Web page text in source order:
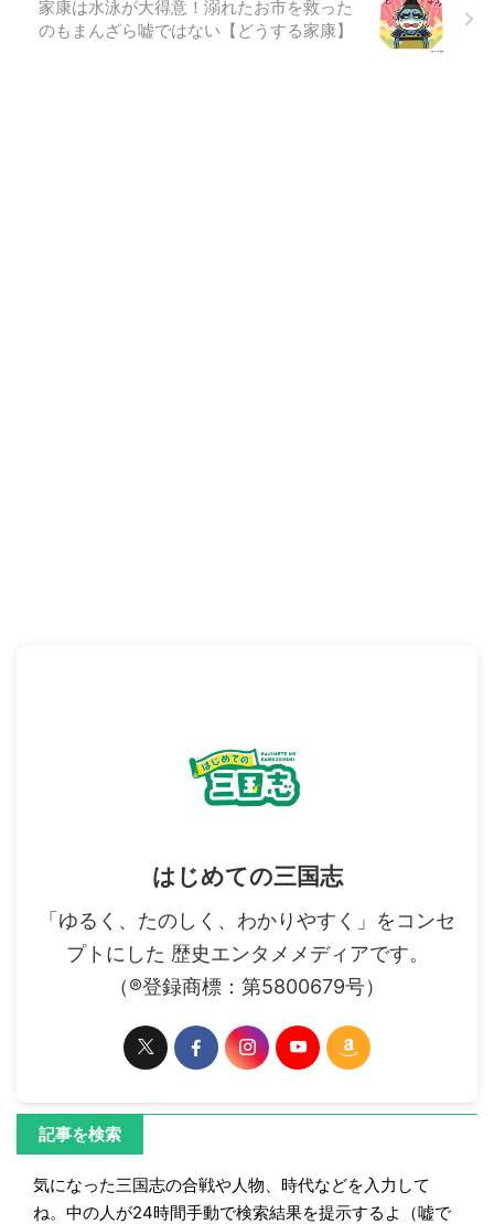
家康は水泳が大得意！溺れたお市を救った
のもまんざら嘘ではない【どうする家康】
はじめての三国志
「ゆるく、たのしく、わかりやすく」をコンセ
プトにした 歴史エンタメメディアです。
（®登録商標：第5800679号）
記事を検索
気になった三国志の合戦や人物、時代などを入力して
ね。中の人が24時間手動で検索結果を提示するよ（嘘で